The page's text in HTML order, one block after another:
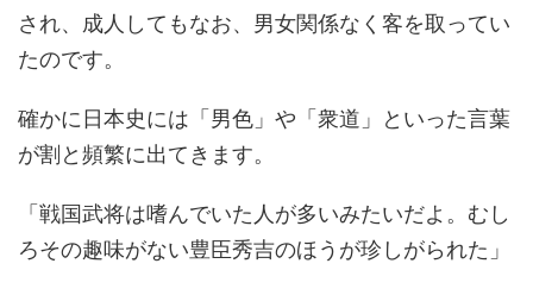
され、成人してもなお、男女関係なく客を取ってい
たのです。
確かに日本史には「男色」や「衆道」といった言葉
が割と頻繁に出てきます。
「戦国武将は嗜んでいた人が多いみたいだよ。むし
ろその趣味がない豊臣秀吉のほうが珍しがられた」